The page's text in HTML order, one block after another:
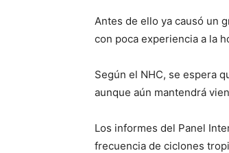
Antes de ello ya causó un
con poca experiencia a la
Según el NHC, se espera
aunque aún mantendrá
Los informes del Panel
frecuencia de ciclones